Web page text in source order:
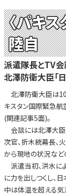
〈パキス
陸自
派遣隊長とTV
北澤防衛大臣「
北澤防衛大臣は
キスタン国際緊急
(関連記事5面)。
会談には北澤大臣
次官、折木統幕長、
から現地の状況など
派遣当初、洪水に
に力を出しつくし、
中は体温を超える気